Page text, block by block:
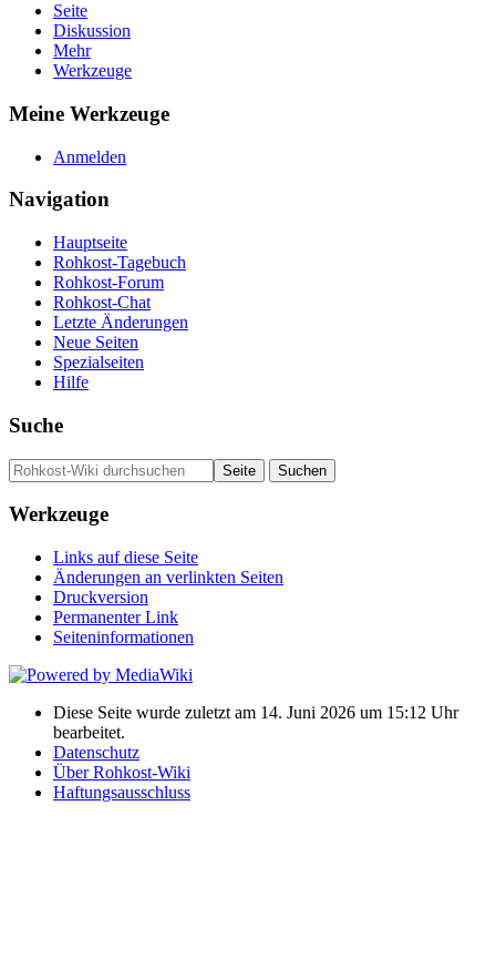
Seite
Diskussion
Mehr
Werkzeuge
Meine Werkzeuge
Anmelden
Navigation
Hauptseite
Rohkost-Tagebuch
Rohkost-Forum
Rohkost-Chat
Letzte Änderungen
Neue Seiten
Spezialseiten
Hilfe
Suche
Werkzeuge
Links auf diese Seite
Änderungen an verlinkten Seiten
Druckversion
Permanenter Link
Seiten­­informationen
Diese Seite wurde zuletzt am 14. Juni 2026 um 15:12 Uhr
bearbeitet.
Datenschutz
Über Rohkost-Wiki
Haftungsausschluss